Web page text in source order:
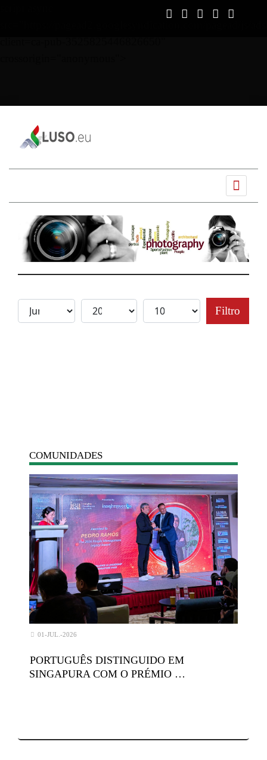
Filtro
COMUNIDADES
01-JUL.-2026
PORTUGUÊS DISTINGUIDO EM
SINGAPURA COM O PRÉMIO …